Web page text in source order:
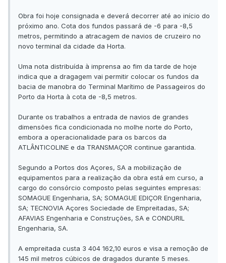
Obra foi hoje consignada e deverá decorrer até ao início do
próximo ano. Cota dos fundos passará de -6 para -8,5
metros, permitindo a atracagem de navios de cruzeiro no
novo terminal da cidade da Horta.
Uma nota distribuída à imprensa ao fim da tarde de hoje
indica que a dragagem vai permitir colocar os fundos da
bacia de manobra do Terminal Marítimo de Passageiros do
Porto da Horta à cota de -8,5 metros.
Durante os trabalhos a entrada de navios de grandes
dimensões fica condicionada no molhe norte do Porto,
embora a operacionalidade para os barcos da
ATLÂNTICOLINE e da TRANSMAÇOR continue garantida.
Segundo a Portos dos Açores, SA a mobilização de
equipamentos para a realização da obra está em curso, a
cargo do consórcio composto pelas seguintes empresas:
SOMAGUE Engenharia, SA; SOMAGUE EDIÇOR Engenharia,
SA; TECNOVIA Açores Sociedade de Empreitadas, SA;
AFAVIAS Engenharia e Construções, SA e CONDURIL
Engenharia, SA.
A empreitada custa 3 404 162,10 euros e visa a remoção de
145 mil metros cúbicos de dragados durante 5 meses.